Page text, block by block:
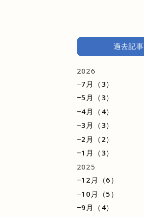
過去記事
2026
−7月（3）
−5月（3）
−4月（4）
−3月（3）
−2月（2）
−1月（3）
2025
−12月（6）
−10月（5）
−9月（4）